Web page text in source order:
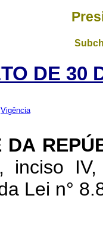
DE 30
Vigência
DA
inciso
Lei n°